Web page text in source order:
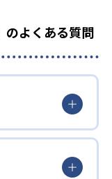
のよくある質問